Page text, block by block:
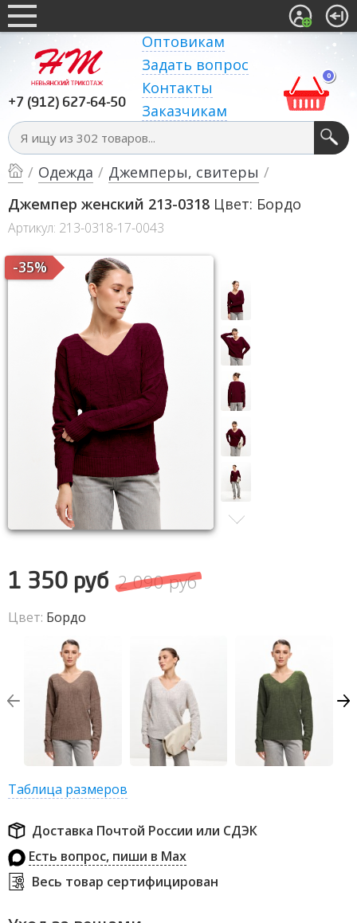
+7 (912) 627-64-50
Оптовикам
Задать вопрос
Контакты
Заказчикам
0
/ Одежда / Джемперы, свитеры /
Джемпер женский 213-0318 Цвет: Бордо
Артикул: 213-0318-17-0043
-35%
1 350 руб 2 090 руб
Цвет: Бордо
Таблица размеров
Доставка Почтой России или СДЭК
Есть вопрос, пиши в Max
Весь товар сертифицирован